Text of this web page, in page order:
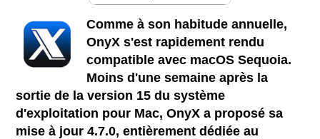
Comme à son habitude annuelle,
OnyX s'est rapidement rendu
compatible avec macOS Sequoia.
Moins d'une semaine après la
sortie de la version 15 du système
d'exploitation pour Mac, OnyX a proposé sa
mise à jour 4.7.0, entièrement dédiée au